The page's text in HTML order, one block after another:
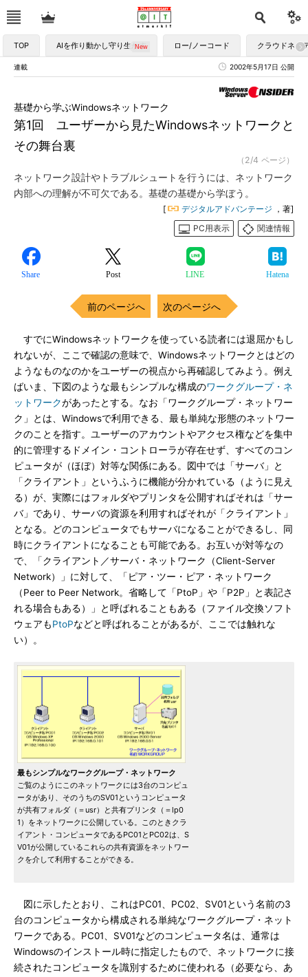
TOP AIを作り動かし守り生かす ロー/ノーコード クラウドネイ
連載 2002年5月17日 公開
第1回 ユーザーから見たWindowsネットワークと
その舞台裏
基礎から学ぶWindowsネットワーク
（2/4 ページ）
ネットワーク設計やトラブルシュートを行うには、ネットワーク
内部への理解が不可欠である。基礎の基礎から学ぼう。
[ デジタルアドバンテージ ，著]
PC用表示
関連情報
Share Post LINE Hatena
前のページへ 次のページへ
すでにWindowsネットワークを使っている読者には退屈かもし
れないが、ここで確認の意味で、Windowsネットワークとはどの
ようなものなのかをユーザーの視点から再確認してみよう。例え
ばいま、下図のような最もシンプルな構成のワークグループ・ネ
ットワークがあったとする。なお「ワークグループ・ネットワー
ク」とは、Windowsで利用できる、最も単純な形態のネットワー
クのことを指す。ユーザーのアカウントやアクセス権などを集中
的に管理するドメイン・コントローラが存在せず、すべてのコン
ピュータが（ほぼ）対等な関係にある。図中では「サーバ」と
「クライアント」というふうに機能が分かれている（ように見え
る）が、実際にはフォルダやプリンタを公開すればそれは「サー
バ」であり、サーバの資源を利用すればそれが「クライアント」
となる。どのコンピュータでもサーバになることができるし、同
時にクライアントになることも可能である。お互いが対等なの
で、「クライアント／サーバ・ネットワーク（Client-Server
Network）」に対して、「ピア・ツー・ピア・ネットワーク
（Peer to Peer Network。省略して「PtoP」や「P2P」と表記さ
れる場合もある）」と呼ばれることもある（ファイル交換ソフト
ウェアもPtoPなどと呼ばれることがあるが、ここでは触れな
い）。
最もシンプルなワークグループ・ネットワーク
ご覧のようにこのネットワークには3台のコンピュ
ータがあり、そのうちのSV01というコンピュータ
が共有フォルダ（＝usr）と共有プリンタ（＝lp0
1）をネットワークに公開している。このときクラ
イアント・コンピュータであるPC01とPC02は、S
V01が公開しているこれらの共有資源をネットワー
クを介して利用することができる。
図に示したとおり、これはPC01、PC02、SV01という名前の3
台のコンピュータから構成される単純なワークグループ・ネット
ワークである。PC01、SV01などのコンピュータ名は、通常は
Windowsのインストール時に指定したもので、ネットワークに接
続されたコンピュータを識別するために使われる（必要なら、あ